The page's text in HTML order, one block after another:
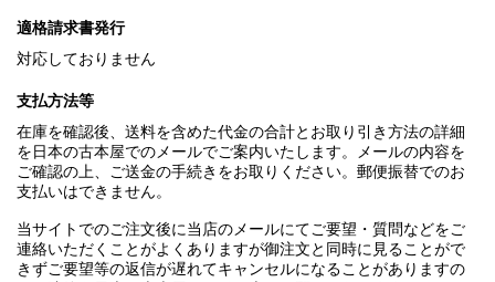
適格請求書発行
対応しておりません
支払方法等
在庫を確認後、送料を含めた代金の合計とお取り引き方法の詳細
を日本の古本屋でのメールでご案内いたします。メールの内容を
ご確認の上、ご送金の手続きをお取りください。郵便振替でのお
支払いはできません。
当サイトでのご注文後に当店のメールにてご要望・質問などをご
連絡いただくことがよくありますが御注文と同時に見ることがで
きずご要望等の返信が遅れてキャンセルになることがありますの